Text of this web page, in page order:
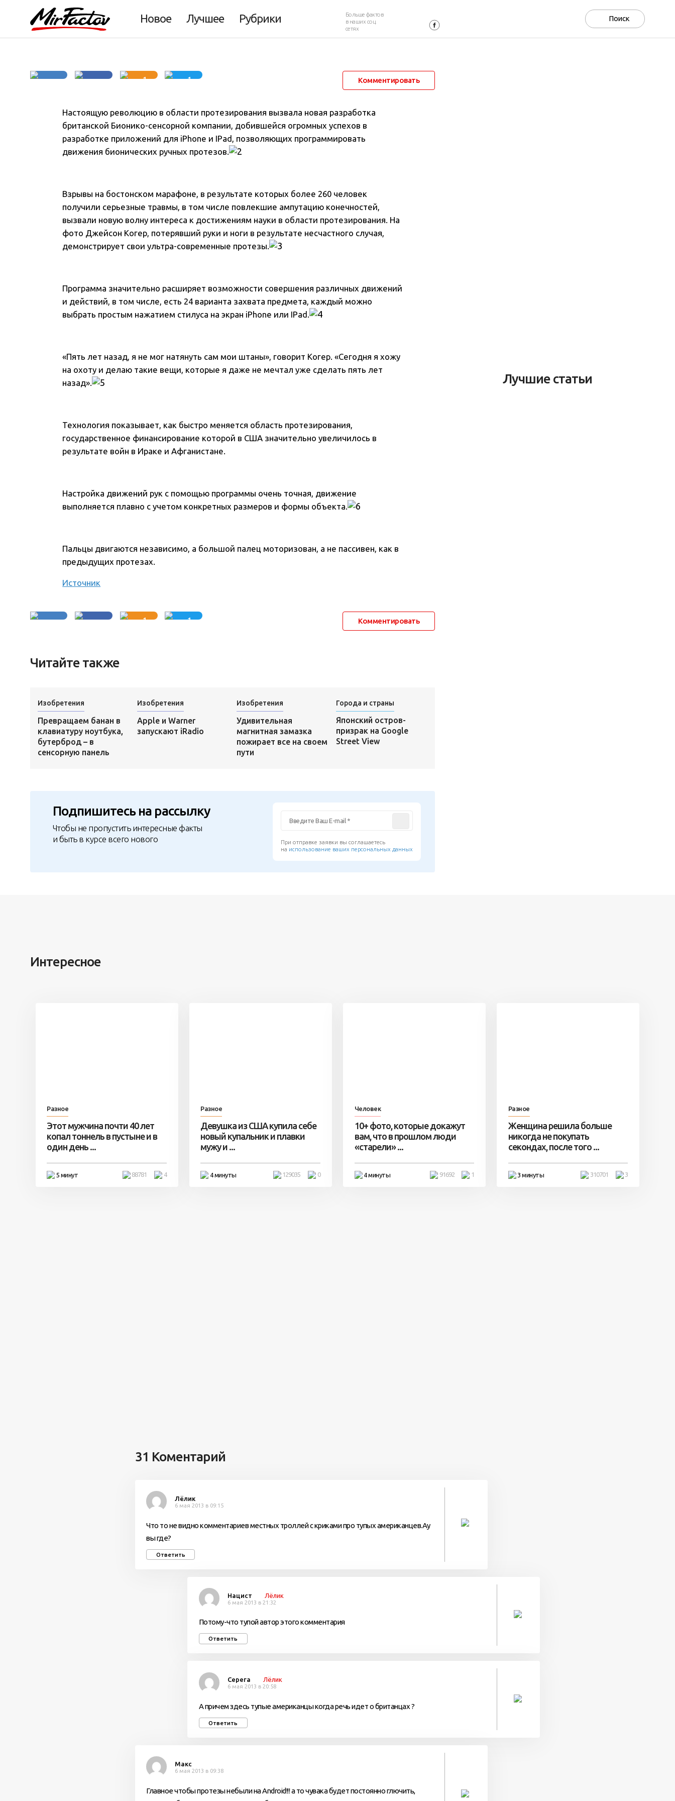
Новое Лучшее Рубрики
Больше фактов
в наших соц.
сетях
1 1 Комментировать
Настоящую революцию в области протезирования вызвала новая разработка
британской Бионико-сенсорной компании, добившейся огромных успехов в
разработке приложений для iPhone и IPad, позволяющих программировать
движения бионических ручных протезов.
Взрывы на бостонском марафоне, в результате которых более 260 человек
получили серьезные травмы, в том числе повлекшие ампутацию конечностей,
вызвали новую волну интереса к достижениям науки в области протезирования. На
фото Джейсон Когер, потерявший руки и ноги в результате несчастного случая,
демонстрирует свои ультра-современные протезы.
Программа значительно расширяет возможности совершения различных движений
и действий, в том числе, есть 24 варианта захвата предмета, каждый можно
выбрать простым нажатием стилуса на экран iPhone или IPad.
«Пять лет назад, я не мог натянуть сам мои штаны», говорит Когер. «Сегодня я хожу
на охоту и делаю такие вещи, которые я даже не мечтал уже сделать пять лет
назад».
Технология показывает, как быстро меняется область протезирования,
государственное финансирование которой в США значительно увеличилось в
результате войн в Ираке и Афганистане.
Настройка движений рук с помощью программы очень точная, движение
выполняется плавно с учетом конкретных размеров и формы объекта.
Пальцы двигаются независимо, а большой палец моторизован, а не пассивен, как в
предыдущих протезах.
Источник
1 1 Комментировать
Читайте также
Изобретения
Превращаем банан в
клавиатуру ноутбука,
бутерброд – в
сенсорную панель
Изобретения
Apple и Warner
запускают iRadio
Изобретения
Удивительная
магнитная замазка
пожирает все на своем
пути
Города и страны
Японский остров-
призрак на Google
Street View
Подпишитесь на рассылку
Чтобы не пропустить интересные факты
и быть в курсе всего нового
При отправке заявки вы соглашаетесь
на использование ваших персональных данных
Лучшие статьи
Интересное
Разное
Этот мужчина почти 40 лет
копал тоннель в пустыне и в
один день ...
5 минут 4
88781
Разное
Девушка из США купила себе
новый купальник и плавки
мужу и ...
4 минуты 0
129035
Человек
10+ фото, которые докажут
вам, что в прошлом люди
«старели» ...
4 минуты 1
91692
Разное
Женщина решила больше
никогда не покупать
секондах, после того ...
3 минуты 3
310701
31 Коментарий
Лёлик
6 мая 2013 в 09:15
Что то не видно комментариев местных троллей с криками про тупых американцев.Ау
вы где?
Ответить
Нацист Лёлик
6 мая 2013 в 21:32
Потому-что тупой автор этого комментария
Ответить
Серега Лёлик
6 мая 2013 в 20:58
А причем здесь тупые американцы когда речь идет о британцах ?
Ответить
Макс
6 мая 2013 в 09:38
Главное чтобы протезы небыли на Android!!! а то чувака будет постоянно глючить,